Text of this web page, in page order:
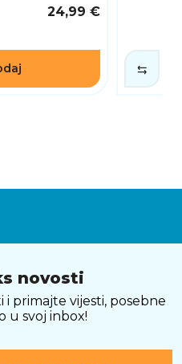
24,99 €
novosti
i primajte vijesti, posebne
u svoj inbox!